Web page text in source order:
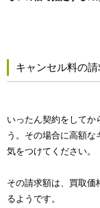
キャンセル料の請
いったん契約をしてか
う。その場合に高額な
気をつけてください。
その請求額は、買取価
るようです。